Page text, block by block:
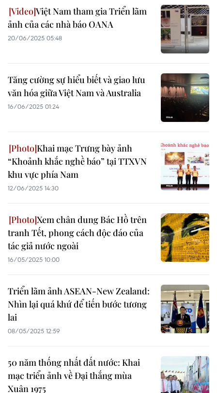
Việt Nam tham gia Triển lãm
ảnh của các nhà báo OANA
20/06/2025 05:48
Tăng cường sự hiểu biết và giao lưu
văn hóa giữa Việt Nam và Australia
16/06/2025 01:24
Khai mạc Trưng bày ảnh
“Khoảnh khắc nghề báo” tại TTXVN
khu vực phía Nam
12/06/2025 14:30
Xem chân dung Bác Hồ trên
tranh Tết, phong cách độc đáo của
tác giả nước ngoài
16/05/2025 10:00
Triển lãm ảnh ASEAN-New Zealand:
Nhìn lại quá khứ để tiến bước tương
lai
08/05/2025 12:59
50 năm thống nhất đất nước: Khai
mạc triển ảnh về Đại thắng mùa
Xuân 1975